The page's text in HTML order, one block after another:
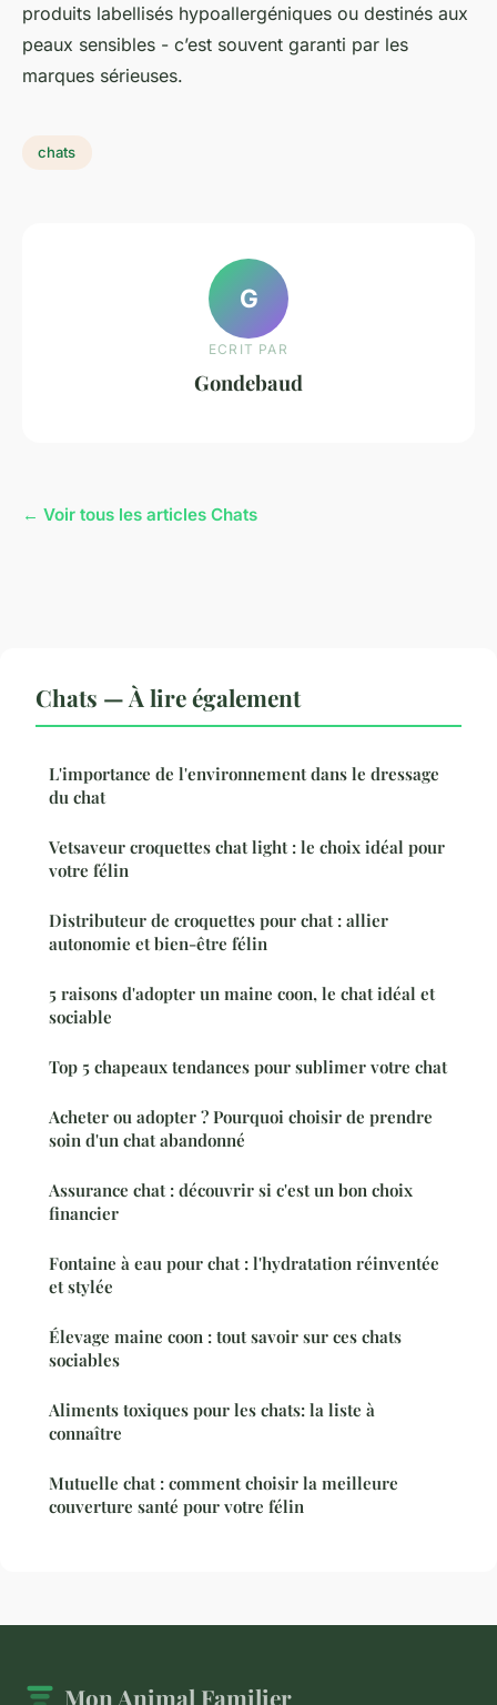
produits labellisés hypoallergéniques ou destinés aux
peaux sensibles - c’est souvent garanti par les
marques sérieuses.
chats
G
ECRIT PAR
Gondebaud
← Voir tous les articles Chats
Chats — À lire également
L'importance de l'environnement dans le dressage
du chat
Vetsaveur croquettes chat light : le choix idéal pour
votre félin
Distributeur de croquettes pour chat : allier
autonomie et bien-être félin
5 raisons d'adopter un maine coon, le chat idéal et
sociable
Top 5 chapeaux tendances pour sublimer votre chat
Acheter ou adopter ? Pourquoi choisir de prendre
soin d'un chat abandonné
Assurance chat : découvrir si c'est un bon choix
financier
Fontaine à eau pour chat : l'hydratation réinventée
et stylée
Élevage maine coon : tout savoir sur ces chats
sociables
Aliments toxiques pour les chats: la liste à
connaître
Mutuelle chat : comment choisir la meilleure
couverture santé pour votre félin
Mon Animal Familier